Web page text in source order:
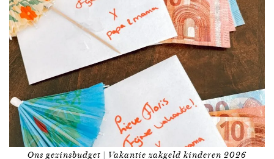
Ons gezinsbudget | Vakantie zakgeld kinderen 2026